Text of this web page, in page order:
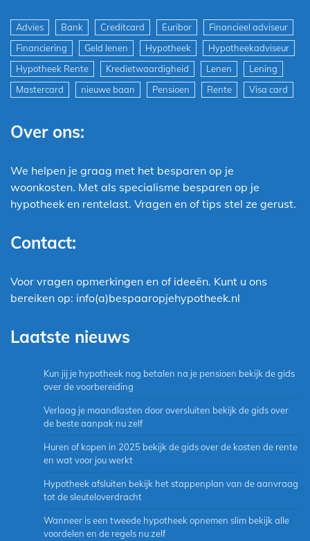
Advies Bank Creditcard Euribor
Financieel adviseur
Financiering
Geld lenen Hypotheek
Hypotheekadviseur
Hypotheek Rente
Kredietwaardigheid Lenen
Lening
Mastercard
nieuwe baan Pensioen Rente Visa card
Over ons:
We helpen je graag met het besparen op je
woonkosten. Met als specialisme besparen op je
hypotheek en rentelast. Vragen en of tips stel ze gerust.
Contact:
Voor vragen opmerkingen en of ideeën. Kunt u ons
bereiken op: info(a)bespaaropjehypotheek.nl
Laatste nieuws
Kun jij je hypotheek nog betalen na je pensioen bekijk de gids
over de voorbereiding
Verlaag je maandlasten door oversluiten bekijk de gids over
de beste aanpak nu zelf
Huren of kopen in 2025 bekijk de gids over de kosten de rente
en wat voor jou werkt
Hypotheek afsluiten bekijk het stappenplan van de aanvraag
tot de sleuteloverdracht
Wanneer is een tweede hypotheek opnemen slim bekijk alle
voordelen en de regels nu zelf